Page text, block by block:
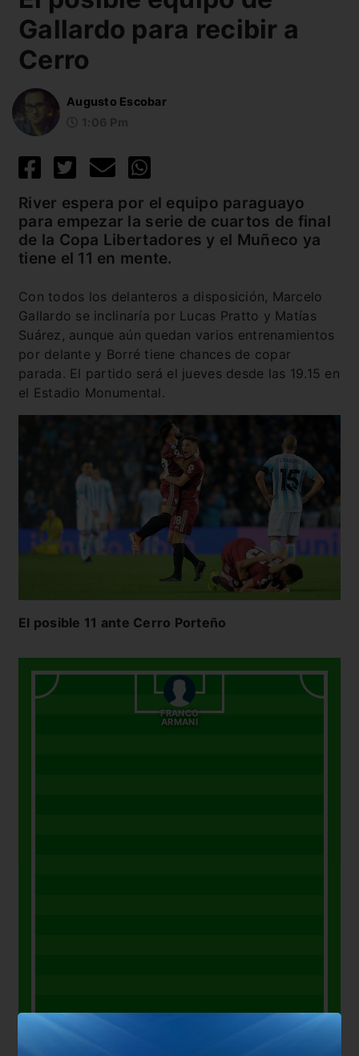
Gallardo para recibir a
Cerro
Augusto Escobar
River espera por el equipo paraguayo
para empezar la serie de cuartos de final
de la Copa Libertadores y el Muñeco ya
tiene el 11 en mente.
Con todos los delanteros a disposición, Marcelo
Gallardo se inclinaría por Lucas Pratto y Matías
Suárez, aunque aún quedan varios entrenamientos
por delante y Borré tiene chances de copar
parada. El partido será el jueves desde las 19.15 en
el Estadio Monumental.
El posible 11 ante Cerro Porteño
FRANCO
ARMANI